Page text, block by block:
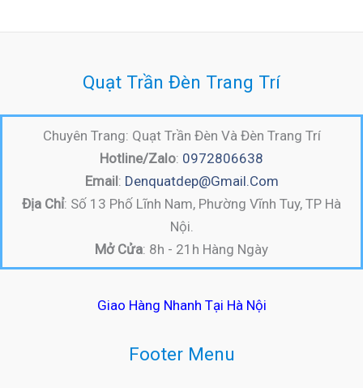
Quạt Trần Đèn Trang Trí
Chuyên Trang: Quạt Trần Đèn Và Đèn Trang Trí
Hotline/Zalo: 0972806638
Email: Denquatdep@gmail.com
Địa Chỉ: Số 13 Phố Lĩnh Nam, Phường Vĩnh Tuy, TP Hà
Nội.
Mở Cửa: 8h - 21h Hàng Ngày
Giao Hàng Nhanh Tại Hà Nội
Footer Menu